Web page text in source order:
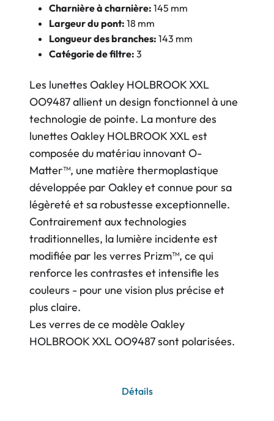
Charnière à charnière: 145 mm
Largeur du pont: 18 mm
Longueur des branches: 143 mm
Catégorie de filtre: 3
Les lunettes Oakley HOLBROOK XXL
OO9487 allient un design fonctionnel à une
technologie de pointe. La monture des
lunettes Oakley HOLBROOK XXL est
composée du matériau innovant O-
Matter™, une matière thermoplastique
développée par Oakley et connue pour sa
légèreté et sa robustesse exceptionnelle.
Contrairement aux technologies
traditionnelles, la lumière incidente est
modifiée par les verres Prizm™, ce qui
renforce les contrastes et intensifie les
couleurs - pour une vision plus précise et
plus claire.
Les verres de ce modèle Oakley
HOLBROOK XXL OO9487 sont polarisées.
Détails